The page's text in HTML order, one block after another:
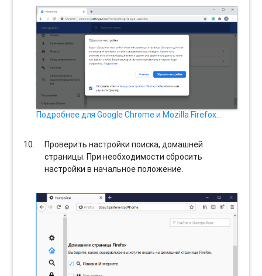
Подробнее для Google Chrome и Mozilla Firefox…
Проверить настройки поиска, домашней
страницы. При необходимости сбросить
настройки в начальное положение.